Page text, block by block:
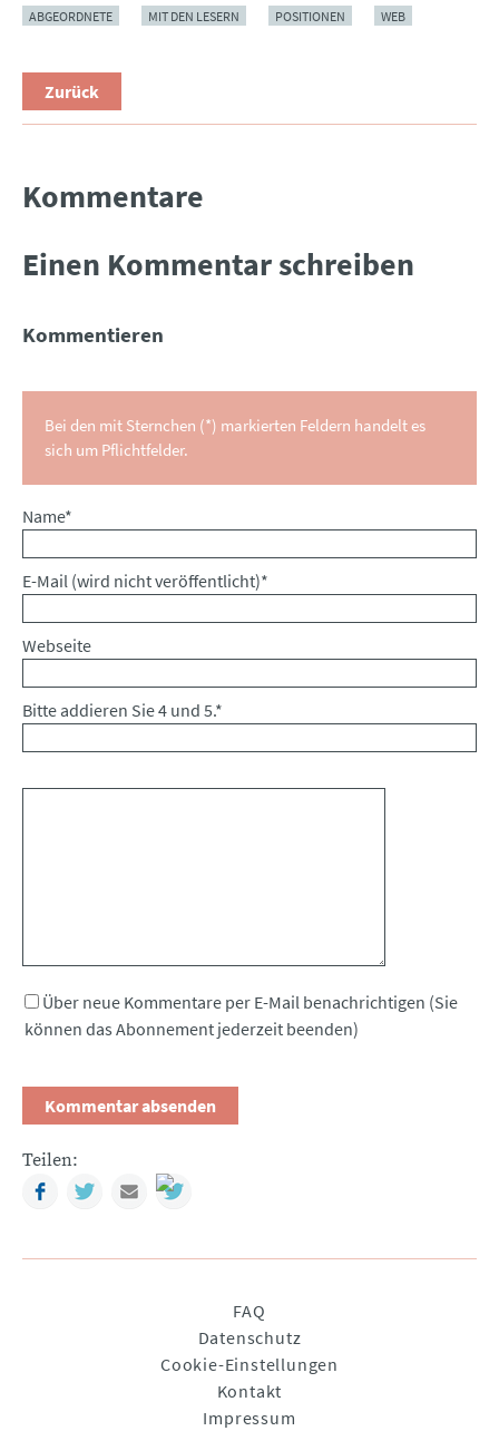
ABGEORDNETE MIT DEN LESERN POSITIONEN WEB
Zurück
Kommentare
Einen Kommentar schreiben
Kommentieren
Bei den mit Sternchen (*) markierten Feldern handelt es
sich um Pflichtfelder.
Pflichtfeld
Name*
Pflichtfeld
E-Mail (wird nicht veröffentlicht)*
Webseite
Bitte addieren Sie 4 und 5.*
Über neue Kommentare per E-Mail benachrichtigen (Sie
können das Abonnement jederzeit beenden)
Teilen:
FacebookTwitterMail
FAQ
Datenschutz
Cookie-Einstellungen
Kontakt
Impressum